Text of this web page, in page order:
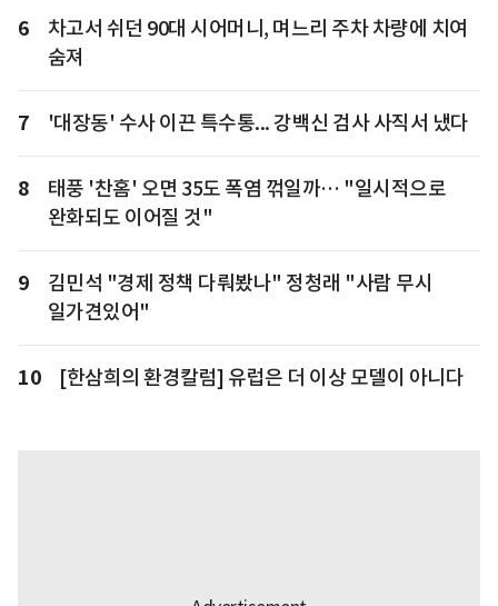
6
차고서 쉬던 90대 시어머니, 며느리 주차 차량에 치여
숨져
7 '대장동' 수사 이끈 특수통... 강백신 검사 사직서 냈다
8
태풍 '찬홈' 오면 35도 폭염 꺾일까… "일시적으로
완화되도 이어질 것"
9
김민석 "경제 정책 다뤄봤나" 정청래 "사람 무시
일가견있어"
10 [한삼희의 환경칼럼] 유럽은 더 이상 모델이 아니다